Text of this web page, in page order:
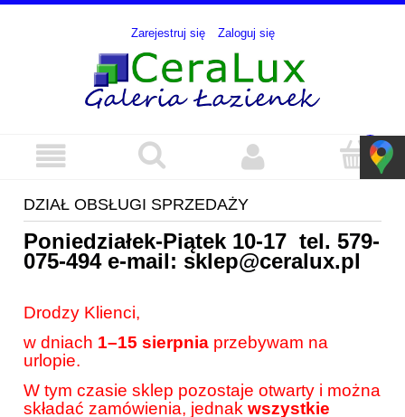
Zarejestruj się Zaloguj się
DZIAŁ OBSŁUGI SPRZEDAŻY
Poniedziałek-Piątek 10-17 tel. 579-
075-494e-mail: sklep@ceralux.pl
Drodzy Klienci,
w dniach 1–15 sierpnia przebywam na
urlopie.
W tym czasie sklep pozostaje otwarty i można
składać zamówienia, jednak wszystkie